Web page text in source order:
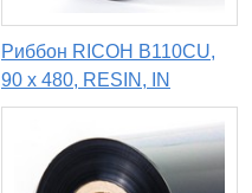
Риббон RICOH B110CU,
90 x 480, RESIN, IN